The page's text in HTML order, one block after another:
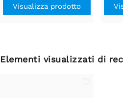
Visualizza prodotto
Elementi visualizzati di